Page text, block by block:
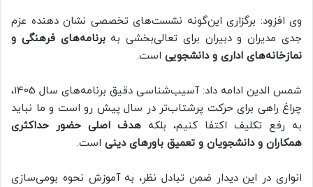
وی افزود: برگزاری این‌گونه نشست‌های تخصصی نشان‌ دهنده عزم
جدی مدیران و دبیران برای تعالی‌بخشی بهبرنامه‌های فرهنگی و
نمازخانه‌های اداری و دانشجویی است.
شمس الدین ادامه داد: آسیب‌شناسی دقیق برنامه‌های سال 1405،
چراغ راهی برای حرکت پرشتاب‌تر در سال پیش‌ رو است و ما نباید
به رفع تکلیف اکتفا کنیم، بلکه هدف اصلی حضور حداکثری
همکاران و دانشجویان و تعمیق باورهای دینی است.
انواری در این دیدار ضمن تبادل نظر، به آموزش نحوه بومی‌سازی